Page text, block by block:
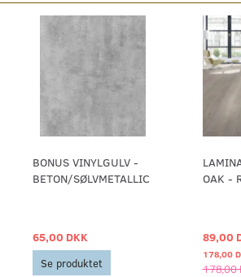
BONUS VINYLGULV -
BETON/SØLVMETALLIC
65,00 DKK
Se produktet
OAK -
89,00
178,00
178,00